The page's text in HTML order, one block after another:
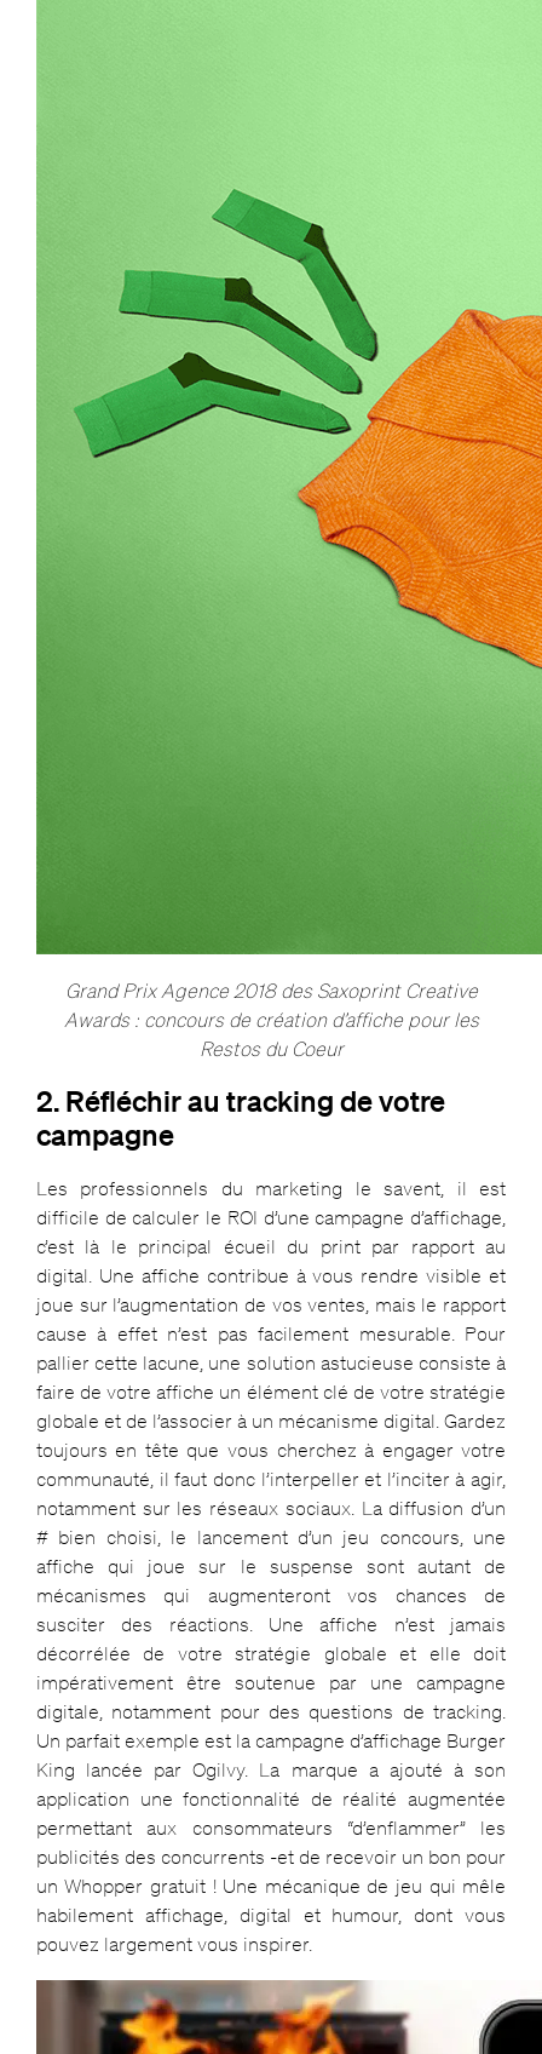
Grand Prix Agence 2018 des Saxoprint Creative
Awards : concours de création d’affiche pour les
Restos du Coeur
2. Réfléchir au tracking de votre
campagne
Les professionnels du marketing le savent, il est
difficile de calculer le ROI d’une campagne d’affichage,
c’est là le principal écueil du print par rapport au
digital. Une affiche contribue à vous rendre visible et
joue sur l’augmentation de vos ventes, mais le rapport
cause à effet n’est pas facilement mesurable. Pour
pallier cette lacune, une solution astucieuse consiste à
faire de votre affiche un élément clé de votre stratégie
globale et de l’associer à un mécanisme digital. Gardez
toujours en tête que vous cherchez à engager votre
communauté, il faut donc l’interpeller et l’inciter à agir,
notamment sur les réseaux sociaux. La diffusion d’un
# bien choisi, le lancement d’un jeu concours, une
affiche qui joue sur le suspense sont autant de
mécanismes qui augmenteront vos chances de
susciter des réactions. Une affiche n’est jamais
décorrélée de votre stratégie globale et elle doit
impérativement être soutenue par une campagne
digitale, notamment pour des questions de tracking.
Un parfait exemple est la campagne d’affichage Burger
King lancée par Ogilvy. La marque a ajouté à son
application une fonctionnalité de réalité augmentée
permettant aux consommateurs “d’enflammer” les
publicités des concurrents -et de recevoir un bon pour
un Whopper gratuit ! Une mécanique de jeu qui mêle
habilement affichage, digital et humour, dont vous
pouvez largement vous inspirer.